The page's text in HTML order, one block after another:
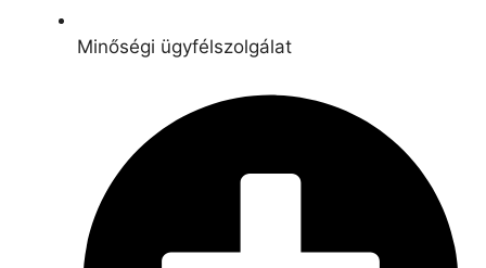
Minőségi ügyfélszolgálat